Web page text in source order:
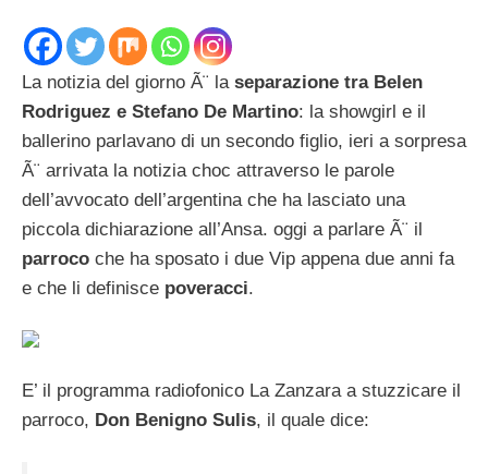
La notizia del giorno Ã¨ la separazione tra Belen
Rodriguez e Stefano De Martino: la showgirl e il
ballerino parlavano di un secondo figlio, ieri a sorpresa
Ã¨ arrivata la notizia choc attraverso le parole
dell’avvocato dell’argentina che ha lasciato una
piccola dichiarazione all’Ansa. oggi a parlare Ã¨ il
parroco che ha sposato i due Vip appena due anni fa
e che li definisce poveracci.
E’ il programma radiofonico La Zanzara a stuzzicare il
parroco, Don Benigno Sulis, il quale dice: